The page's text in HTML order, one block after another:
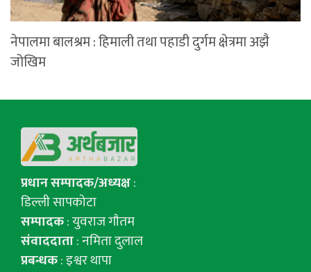
नेपालमा बालश्रम : हिमाली तथा पहाडी दुर्गम क्षेत्रमा अझै
जोखिम
प्रधान सम्पादक/अध्यक्ष:
डिल्ली सापकोटा
सम्पादक: युवराज गाैतम
संवाददाता: नमिता दुलाल
प्रबन्धक: इश्वर थापा